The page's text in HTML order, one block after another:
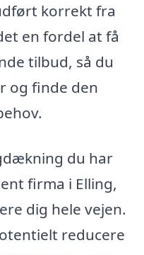
korrekt fra
en fordel at få
tilbud, så du
og finde den
du har
firma i Elling,
dig hele vejen.
reducere